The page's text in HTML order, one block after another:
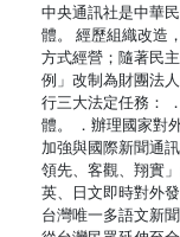
中央通訊社是中華
體。 經歷組織改造
方式經營；隨著民
例」改制為財團法
行三大法定任務：
體。 ．辦理國家對
加強與國際新聞通
領先、客觀、翔實
英、日文即時對外
台灣唯一多語文新